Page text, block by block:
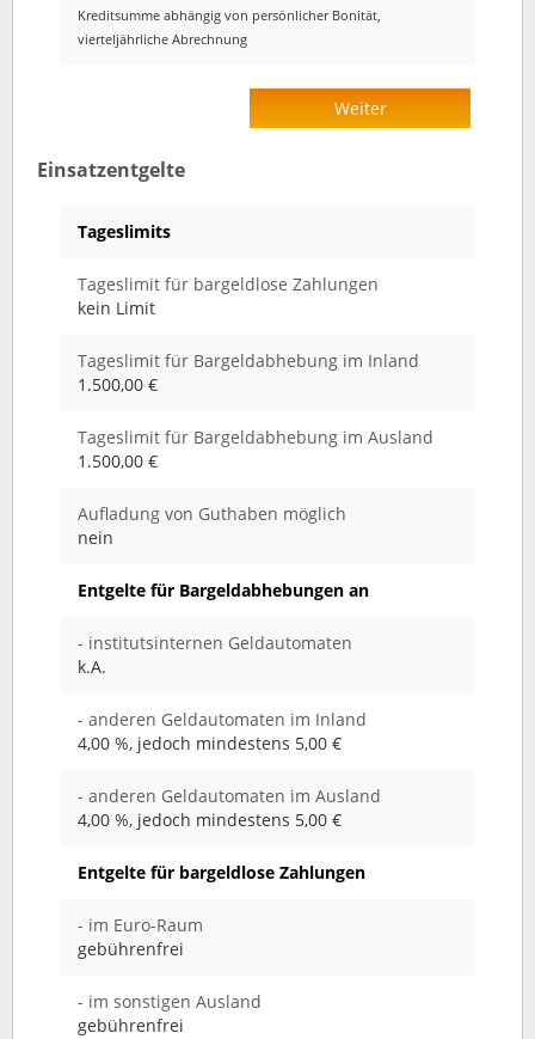
Kreditsumme abhängig von persönlicher Bonität,
vierteljährliche Abrechnung
Weiter
Einsatzentgelte
Tageslimits
Tageslimit für bargeldlose Zahlungen
kein Limit
Tageslimit für Bargeldabhebung im Inland
1.500,00 €
Tageslimit für Bargeldabhebung im Ausland
1.500,00 €
Aufladung von Guthaben möglich
nein
Entgelte für Bargeldabhebungen an
- institutsinternen Geldautomaten
k.A.
- anderen Geldautomaten im Inland
4,00 %, jedoch mindestens 5,00 €
- anderen Geldautomaten im Ausland
4,00 %, jedoch mindestens 5,00 €
Entgelte für bargeldlose Zahlungen
- im Euro-Raum
gebührenfrei
- im sonstigen Ausland
gebührenfrei